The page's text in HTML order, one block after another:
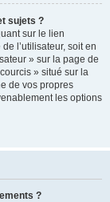
sujets ?
sur le lien
l’utilisateur, soit en
» sur la page de
» situé sur la
de vos propres
les options
?